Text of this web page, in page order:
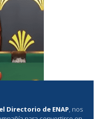
Directorio de ENAP, nos